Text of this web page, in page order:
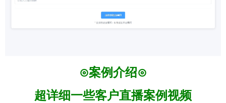
⊙案例介绍⊙
超详细一些客户直播案例视频